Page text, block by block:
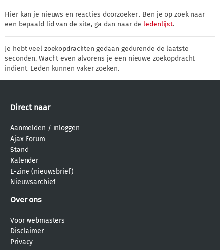
Hier kan je nieuws en reacties doorzoeken. Ben je op zoek naar
een bepaald lid van de site, ga dan naar de ledenlijst.
Je hebt veel zoekopdrachten gedaan gedurende de laatste
seconden. Wacht even alvorens je een nieuwe zoekopdracht
indient. Leden kunnen vaker zoeken.
Direct naar
Aanmelden / inloggen
Ajax Forum
Stand
Kalender
E-zine (nieuwsbrief)
Nieuwsarchief
Over ons
Voor webmasters
Disclaimer
Privacy